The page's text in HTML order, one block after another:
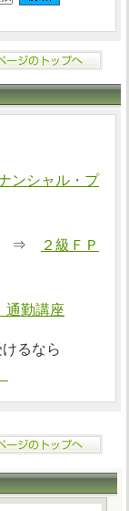
ンシャル・プ
座 ⇒
２級ＦＰ
通勤講座
けるなら